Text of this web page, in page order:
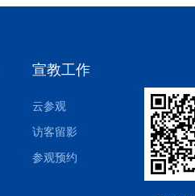
宣教工作
云参观
访客留影
参观预约